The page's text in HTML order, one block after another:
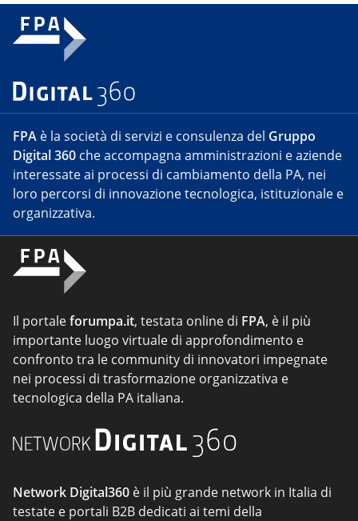
FPA è la società di servizi e consulenza del Gruppo
Digital 360 che accompagna amministrazioni e aziende
interessate ai processi di cambiamento della PA, nei
loro percorsi di innovazione tecnologica, istituzionale e
organizzativa.
Il portaleforumpa.it, testata online di FPA, è il più
importante luogo virtuale di approfondimento e
confronto tra le community di innovatori impegnate
nei processi di trasformazione organizzativa e
tecnologica della PA italiana.
Network Digital360 è il più grande network in Italia di
testate e portali B2B dedicati ai temi della